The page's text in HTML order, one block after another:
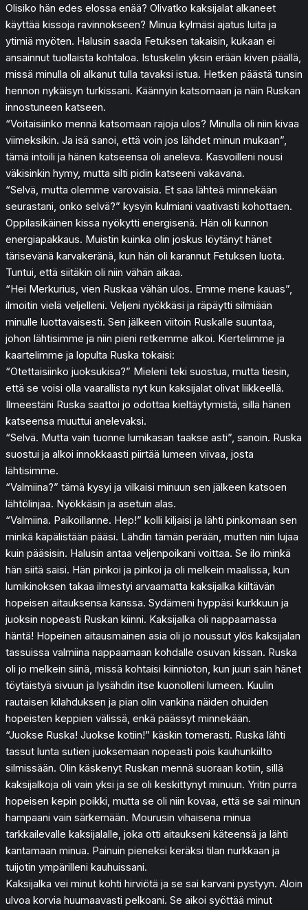
Olisiko hän edes elossa enää? Olivatko kaksijalat alkaneet
käyttää kissoja ravinnokseen? Minua kylmäsi ajatus luita ja
ytimiä myöten. Halusin saada Fetuksen takaisin, kukaan ei
ansainnut tuollaista kohtaloa. Istuskelin yksin erään kiven päällä,
missä minulla oli alkanut tulla tavaksi istua. Hetken päästä tunsin
hennon nykäisyn turkissani. Käännyin katsomaan ja näin Ruskan
innostuneen katseen.
“Voitaisiinko mennä katsomaan rajoja ulos? Minulla oli niin kivaa
viimeksikin. Ja isä sanoi, että voin jos lähdet minun mukaan”,
tämä intoili ja hänen katseensa oli aneleva. Kasvoilleni nousi
väkisinkin hymy, mutta silti pidin katseeni vakavana.
“Selvä, mutta olemme varovaisia. Et saa lähteä minnekään
seurastani, onko selvä?” kysyin kulmiani vaativasti kohottaen.
Oppilasikäinen kissa nyökytti energisenä. Hän oli kunnon
energiapakkaus. Muistin kuinka olin joskus löytänyt hänet
tärisevänä karvakeränä, kun hän oli karannut Fetuksen luota.
Tuntui, että siitäkin oli niin vähän aikaa.
“Hei Merkurius, vien Ruskaa vähän ulos. Emme mene kauas”,
ilmoitin vielä veljelleni. Veljeni nyökkäsi ja räpäytti silmiään
minulle luottavaisesti. Sen jälkeen viitoin Ruskalle suuntaa,
johon lähtisimme ja niin pieni retkemme alkoi. Kiertelimme ja
kaartelimme ja lopulta Ruska tokaisi:
“Otettaisiinko juoksukisa?” Mieleni teki suostua, mutta tiesin,
että se voisi olla vaarallista nyt kun kaksijalat olivat liikkeellä.
Ilmeestäni Ruska saattoi jo odottaa kieltäytymistä, sillä hänen
katseensa muuttui anelevaksi.
“Selvä. Mutta vain tuonne lumikasan taakse asti”, sanoin. Ruska
suostui ja alkoi innokkaasti piirtää lumeen viivaa, josta
lähtisimme.
“Valmiina?” tämä kysyi ja vilkaisi minuun sen jälkeen katsoen
lähtölinjaa. Nyökkäsin ja asetuin alas.
“Valmiina. Paikoillanne. Hep!” kolli kiljaisi ja lähti pinkomaan sen
minkä käpälistään pääsi. Lähdin tämän perään, mutten niin lujaa
kuin pääsisin. Halusin antaa veljenpoikani voittaa. Se ilo minkä
hän siitä saisi. Hän pinkoi ja pinkoi ja oli melkein maalissa, kun
lumikinoksen takaa ilmestyi arvaamatta kaksijalka kiiltävän
hopeisen aitauksensa kanssa. Sydämeni hyppäsi kurkkuun ja
juoksin nopeasti Ruskan kiinni. Kaksijalka oli nappaamassa
häntä! Hopeinen aitausmainen asia oli jo noussut ylös kaksijalan
tassuissa valmiina nappaamaan kohdalle osuvan kissan. Ruska
oli jo melkein siinä, missä kohtaisi kiinnioton, kun juuri sain hänet
töytäistyä sivuun ja lysähdin itse kuonolleni lumeen. Kuulin
rautaisen kilahduksen ja pian olin vankina näiden ohuiden
hopeisten keppien välissä, enkä päässyt minnekään.
“Juokse Ruska! Juokse kotiin!” käskin tomerasti. Ruska lähti
tassut lunta sutien juoksemaan nopeasti pois kauhunkiilto
silmissään. Olin käskenyt Ruskan mennä suoraan kotiin, sillä
kaksijalkoja oli vain yksi ja se oli keskittynyt minuun. Yritin purra
hopeisen kepin poikki, mutta se oli niin kovaa, että se sai minun
hampaani vain särkemään. Mourusin vihaisena minua
tarkkailevalle kaksijalalle, joka otti aitaukseni käteensä ja lähti
kantamaan minua. Painuin pieneksi keräksi tilan nurkkaan ja
tuijotin ympärilleni kauhuissani.
Kaksijalka vei minut kohti hirviötä ja se sai karvani pystyyn. Aloin
ulvoa korvia huumaavasti pelkoani. Se aikoi syöttää minut